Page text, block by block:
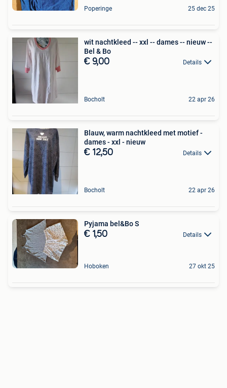
Poperinge 25 dec 25
wit nachtkleed -- xxl -- dames -- nieuw --
Bel & Bo
€ 9,00 Details
Bocholt 22 apr 26
Blauw, warm nachtkleed met motief -
dames - xxl - nieuw
€ 12,50 Details
Bocholt 22 apr 26
Pyjama bel&Bo S
€ 1,50 Details
Hoboken 27 okt 25